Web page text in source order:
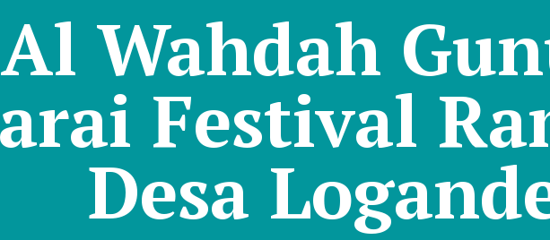
Wahdah
Festival
Desa